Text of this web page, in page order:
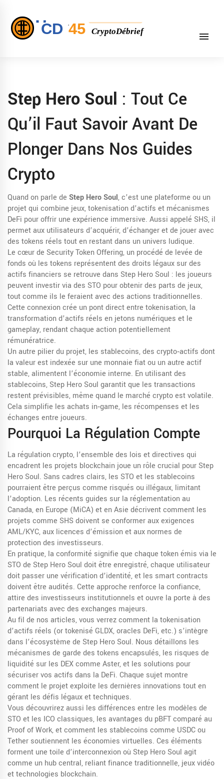
Step Hero Soul : Tout Ce
Qu’il Faut Savoir Avant De
Plonger Dans Nos Guides
Crypto
Quand on parle de Step Hero Soul,c’est une plateforme ou un
projet qui combine jeux, tokenisation d’actifs et mécanismes
DeFi pour offrir une expérience immersive. Aussi appelé SHS, il
permet aux utilisateurs d’acquérir, d’échanger et de jouer avec
des tokens réels tout en restant dans un univers ludique.
Le cœur de Security Token Offering, un procédé de levée de
fonds où les tokens représentent des droits légaux sur des
actifs financiers se retrouve dans Step Hero Soul : les joueurs
peuvent investir via des STO pour obtenir des parts de jeux,
tout comme ils le feraient avec des actions traditionnelles.
Cette connexion crée un pont direct entre tokenisation, la
transformation d’actifs réels en jetons numériques et le
gameplay, rendant chaque action potentiellement
rémunératrice.
Un autre pilier du projet, les stablecoins,des crypto‑actifs dont
la valeur est indexée sur une monnaie fiat ou un autre actif
stable, alimentent l’économie interne. En utilisant des
stablecoins, Step Hero Soul garantit que les transactions
restent prévisibles, même quand le marché crypto est volatile.
Cela simplifie les achats in‑game, les récompenses et les
échanges entre joueurs.
Pourquoi La Régulation Compte
La régulation crypto, l’ensemble des lois et directives qui
encadrent les projets blockchain joue un rôle crucial pour Step
Hero Soul. Sans cadres clairs, les STO et les stablecoins
pourraient être perçus comme risqués ou illégaux, limitant
l’adoption. Les récents guides sur la réglementation au
Canada, en Europe (MiCA) et en Asie décrivent comment les
projets comme SHS doivent se conformer aux exigences
AML/KYC, aux licences d’émission et aux normes de
protection des investisseurs.
En pratique, la conformité signifie que chaque token émis via le
STO de Step Hero Soul doit être enregistré, chaque utilisateur
doit passer une vérification d’identité, et les smart contracts
doivent être audités. Cette approche renforce la confiance,
attire des investisseurs institutionnels et ouvre la porte à des
partenariats avec des exchanges majeurs.
Au fil de nos articles, vous verrez comment la tokenisation
d’actifs réels (or tokenisé GLDX, oracles DeFi, etc.) s’intègre
dans l’écosystème de Step Hero Soul. Nous détaillons les
mécanismes de garde des tokens encapsulés, les risques de
liquidité sur les DEX comme Aster, et les solutions pour
sécuriser vos actifs dans la DeFi. Chaque sujet montre
comment le projet exploite les dernières innovations tout en
gérant les défis légaux et techniques.
Vous découvrirez aussi les différences entre les modèles de
STO et les ICO classiques, les avantages du pBFT comparé au
Proof of Work, et comment les stablecoins comme USDC ou
Tether soutiennent les économies virtuelles. Ces éléments
forment une toile d’interconnexion où Step Hero Soul agit
comme un hub central, reliant finance traditionnelle, jeux vidéo
et technologies blockchain.